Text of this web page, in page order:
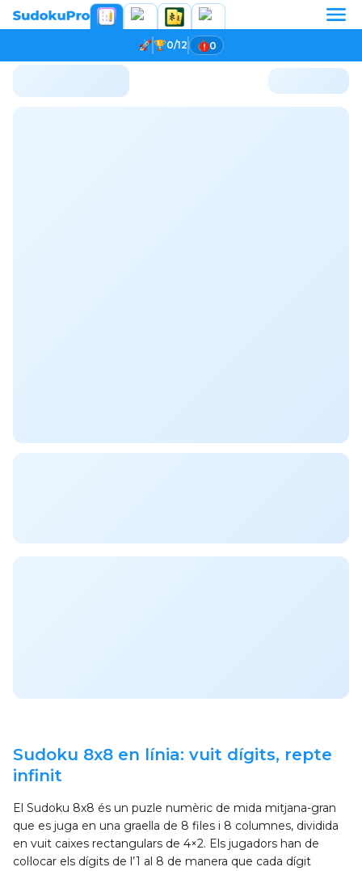
0/12 0
Sudoku 8x8 en línia: vuit dígits, repte
infinit
El Sudoku 8x8 és un puzle numèric de mida mitjana-gran
que es juga en una graella de 8 files i 8 columnes, dividida
en vuit caixes rectangulars de 4×2. Els jugadors han de
col·locar els dígits de l’1 al 8 de manera que cada dígit